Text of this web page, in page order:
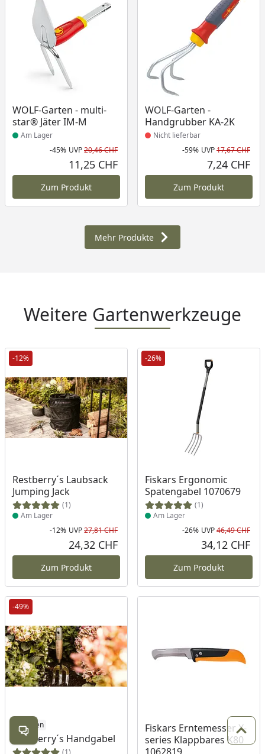
WOLF-Garten - multi-
star® Jäter IM-M
Produkt am Lager
Am Lager
Rabatt in Prozent
-45%
Ursprünglicher Preis
UVP20,46 CHF
11,25 CHF
Zum Produkt
WOLF-Garten -
Handgrubber KA-2K
Produkt nicht lieferbar
Nicht lieferbar
-59% UVP17,67 CHF
7,24 CHF
Zum Produkt
Mehr Produkte
Weitere Gartenwerkzeuge
-12%
Restberry´s Laubsack
Jumping Jack
(1)
Produkt am Lager
Am Lager
Rabatt in Prozent
-12%
Ursprünglicher Preis
UVP27,81 CHF
24,32 CHF
Zum Produkt
-26%
Fiskars Ergonomic
Spatengabel 1070679
(1)
Produkt am Lager
Am Lager
-26% UVP46,49 CHF
34,12 CHF
Zum Produkt
-49%
4 Farben
Restberry´s Handgabel
(1)
Produkt am Lager
Fiskars Erntemesser X-
series Klappbares K80
Produkt am Lager
Zum
Kontakt öffnen